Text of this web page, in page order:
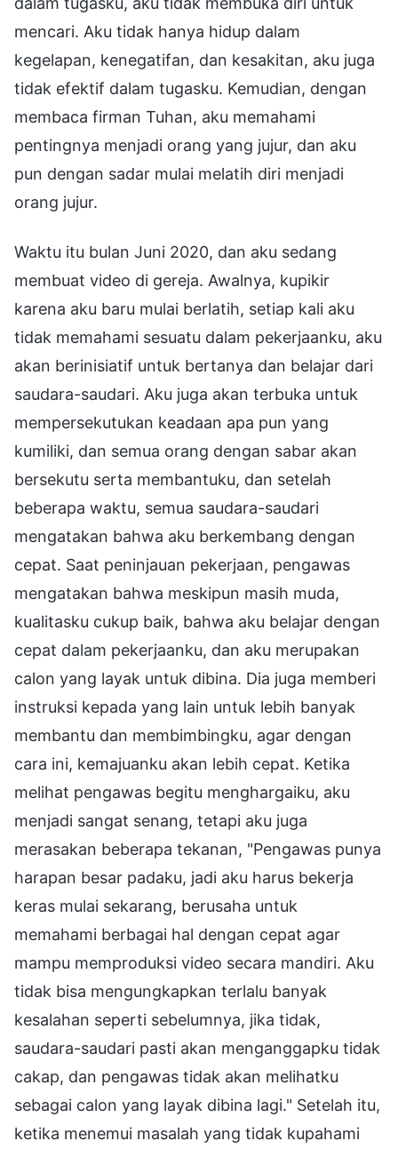
mencari. Aku tidak hanya hidup dalam
kegelapan, kenegatifan, dan kesakitan, aku juga
tidak efektif dalam tugasku. Kemudian, dengan
membaca firman Tuhan, aku memahami
pentingnya menjadi orang yang jujur, dan aku
pun dengan sadar mulai melatih diri menjadi
orang jujur.
Waktu itu bulan Juni 2020, dan aku sedang
membuat video di gereja. Awalnya, kupikir
karena aku baru mulai berlatih, setiap kali aku
tidak memahami sesuatu dalam pekerjaanku, aku
akan berinisiatif untuk bertanya dan belajar dari
saudara-saudari. Aku juga akan terbuka untuk
mempersekutukan keadaan apa pun yang
kumiliki, dan semua orang dengan sabar akan
bersekutu serta membantuku, dan setelah
beberapa waktu, semua saudara-saudari
mengatakan bahwa aku berkembang dengan
cepat. Saat peninjauan pekerjaan, pengawas
mengatakan bahwa meskipun masih muda,
kualitasku cukup baik, bahwa aku belajar dengan
cepat dalam pekerjaanku, dan aku merupakan
calon yang layak untuk dibina. Dia juga memberi
instruksi kepada yang lain untuk lebih banyak
membantu dan membimbingku, agar dengan
cara ini, kemajuanku akan lebih cepat. Ketika
melihat pengawas begitu menghargaiku, aku
menjadi sangat senang, tetapi aku juga
merasakan beberapa tekanan, "Pengawas punya
harapan besar padaku, jadi aku harus bekerja
keras mulai sekarang, berusaha untuk
memahami berbagai hal dengan cepat agar
mampu memproduksi video secara mandiri. Aku
tidak bisa mengungkapkan terlalu banyak
kesalahan seperti sebelumnya, jika tidak,
saudara-saudari pasti akan menganggapku tidak
cakap, dan pengawas tidak akan melihatku
sebagai calon yang layak dibina lagi." Setelah itu,
ketika menemui masalah yang tidak kupahami